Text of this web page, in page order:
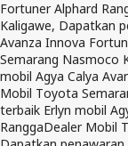
Fortuner Alphard
Kaligawe, Dapatkan
Avanza Innova
Semarang Nasmoco
mobil Agya Calya
Mobil Toyota
terbaik Erlyn mobil
RanggaDealer Mobil